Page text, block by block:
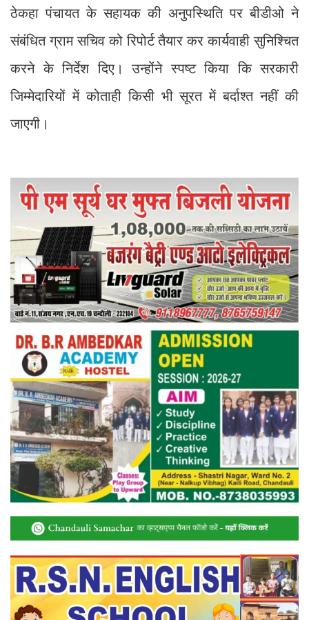
ठेकहा पंचायत के सहायक की अनुपस्थिति पर बीडीओ ने
संबंधित ग्राम सचिव को रिपोर्ट तैयार कर कार्यवाही सुनिश्चित
करने के निर्देश दिए। उन्होंने स्पष्ट किया कि सरकारी
जिम्मेदारियों में कोताही किसी भी सूरत में बर्दाश्त नहीं की
जाएगी।